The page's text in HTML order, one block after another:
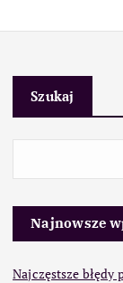
Szukaj
Najnowsze
Najczęstsze błędy